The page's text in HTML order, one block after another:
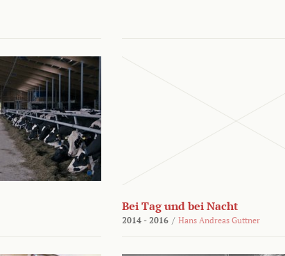
Bei Tag und bei Nacht
2014 - 2016 / Hans Andreas Guttner